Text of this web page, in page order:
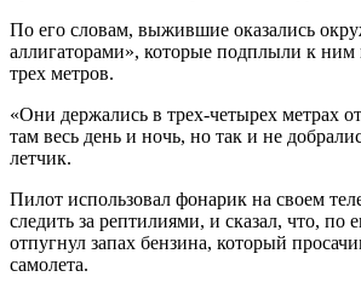
По его словам, выжившие оказались
аллигаторами», которые подплыли к ним
трех метров.
«Они держались в трех-четырех метрах
там весь день и ночь, но так и не
летчик.
Пилот использовал фонарик на своем
следить за рептилиями, и сказал, что, по
отпугнул запах бензина, который
самолета.